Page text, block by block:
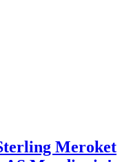
Meroket